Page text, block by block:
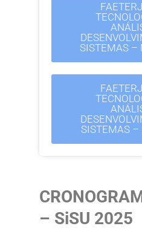
SISTEMAS –
SISTEMAS –
– SiSU 2025